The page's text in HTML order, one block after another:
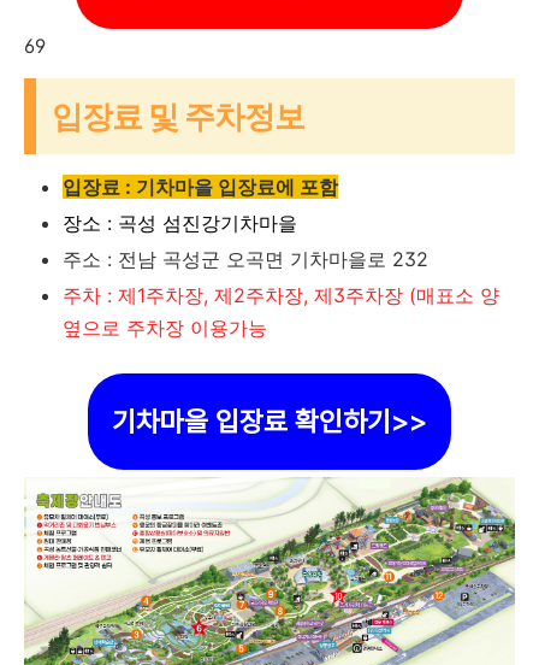
69
입장료 및 주차정보
입장료 : 기차마을 입장료에 포함
장소 : 곡성 섬진강기차마을
주소 : 전남 곡성군 오곡면 기차마을로 232
주차 : 제1주차장, 제2주차장, 제3주차장 (매표소 양
옆으로 주차장 이용가능
기차마을 입장료 확인하기>>